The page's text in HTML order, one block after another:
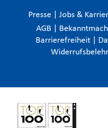
Presse Jobs &
AGB
Barrierefreiheit